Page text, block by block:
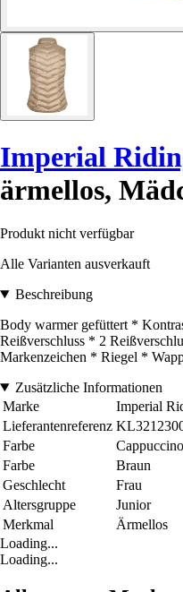
Imperial
ärmellos,
Produkt nicht verfügbar
Alle Varianten ausverkauft
Beschreibung
Body warmer gefüttert *
Reißverschluss * 2
Markenzeichen * Riegel *
Zusätzliche Informationen
Marke
Imperial
Lieferantenreferenz
Farbe
Cappuccino
Farbe
Braun
Geschlecht
Frau
Altersgruppe
Junior
Merkmal
Ärmellos
Loading...
Loading...